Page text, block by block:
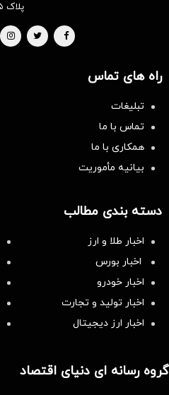
پلاک ۵
راه های تماس
تبلیغات
تماس با ما
همکاری با ما
بیانیه مأموریت
دسته بندی مطالب
اخبار طلا و ارز
اخبار بورس
اخبار خودرو
اخبار تولید و تجارت
اخبار ارز دیجیتال
گروه رسانه ای دنیای اقتصاد